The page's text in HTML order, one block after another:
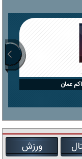
عمان
ورزش